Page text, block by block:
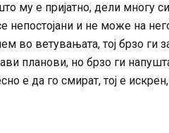
му е пријатно, дели многу
непостојани и не може на
во ветувањата, тој брзо
планови, но брзо ги
е да го смират, тој е